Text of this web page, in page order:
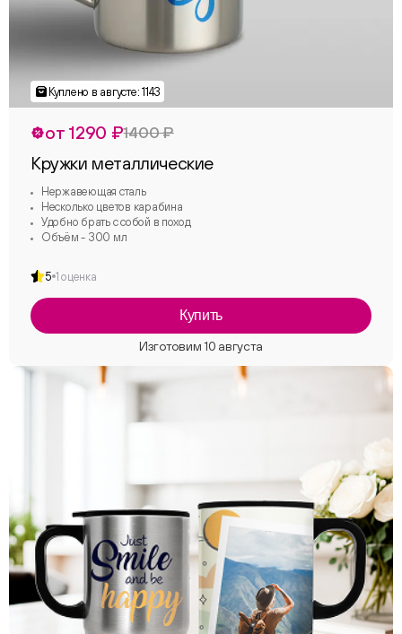
от 1290 ₽1400 ₽
Кружки металлические
Нержавеющая сталь
Несколько цветов карабина
Удобно брать с собой в поход
Объём - 300 мл
5 1 оценка
Купить